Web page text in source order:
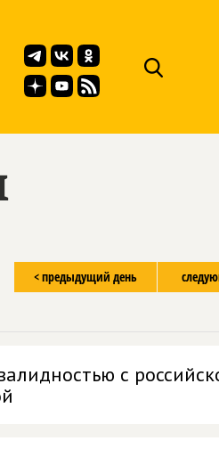
< предыдущий день
с